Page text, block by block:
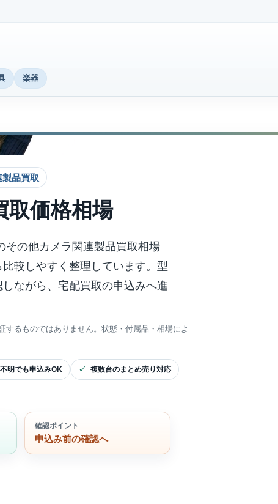
楽器
品買取
取価格相場
その他カメラ関連製品買取相場
較しやすく整理しています。型
ながら、宅配買取の申込みへ進
するものではありません。状態・付属品・相場によ
明でも申込みOK 複数台のまとめ売り対応
確認ポイント
申込み前の確認へ